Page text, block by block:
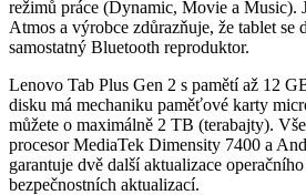
režimů práce (Dynamic, Movie a Music).
Atmos a výrobce zdůrazňuje, že tablet se
samostatný Bluetooth reproduktor.
Lenovo Tab Plus Gen 2 s pamětí až 12
disku má mechaniku paměťové karty
můžete o maximálně 2 TB (terabajty).
procesor MediaTek Dimensity 7400 a
garantuje dvě další aktualizace
bezpečnostních aktualizací.